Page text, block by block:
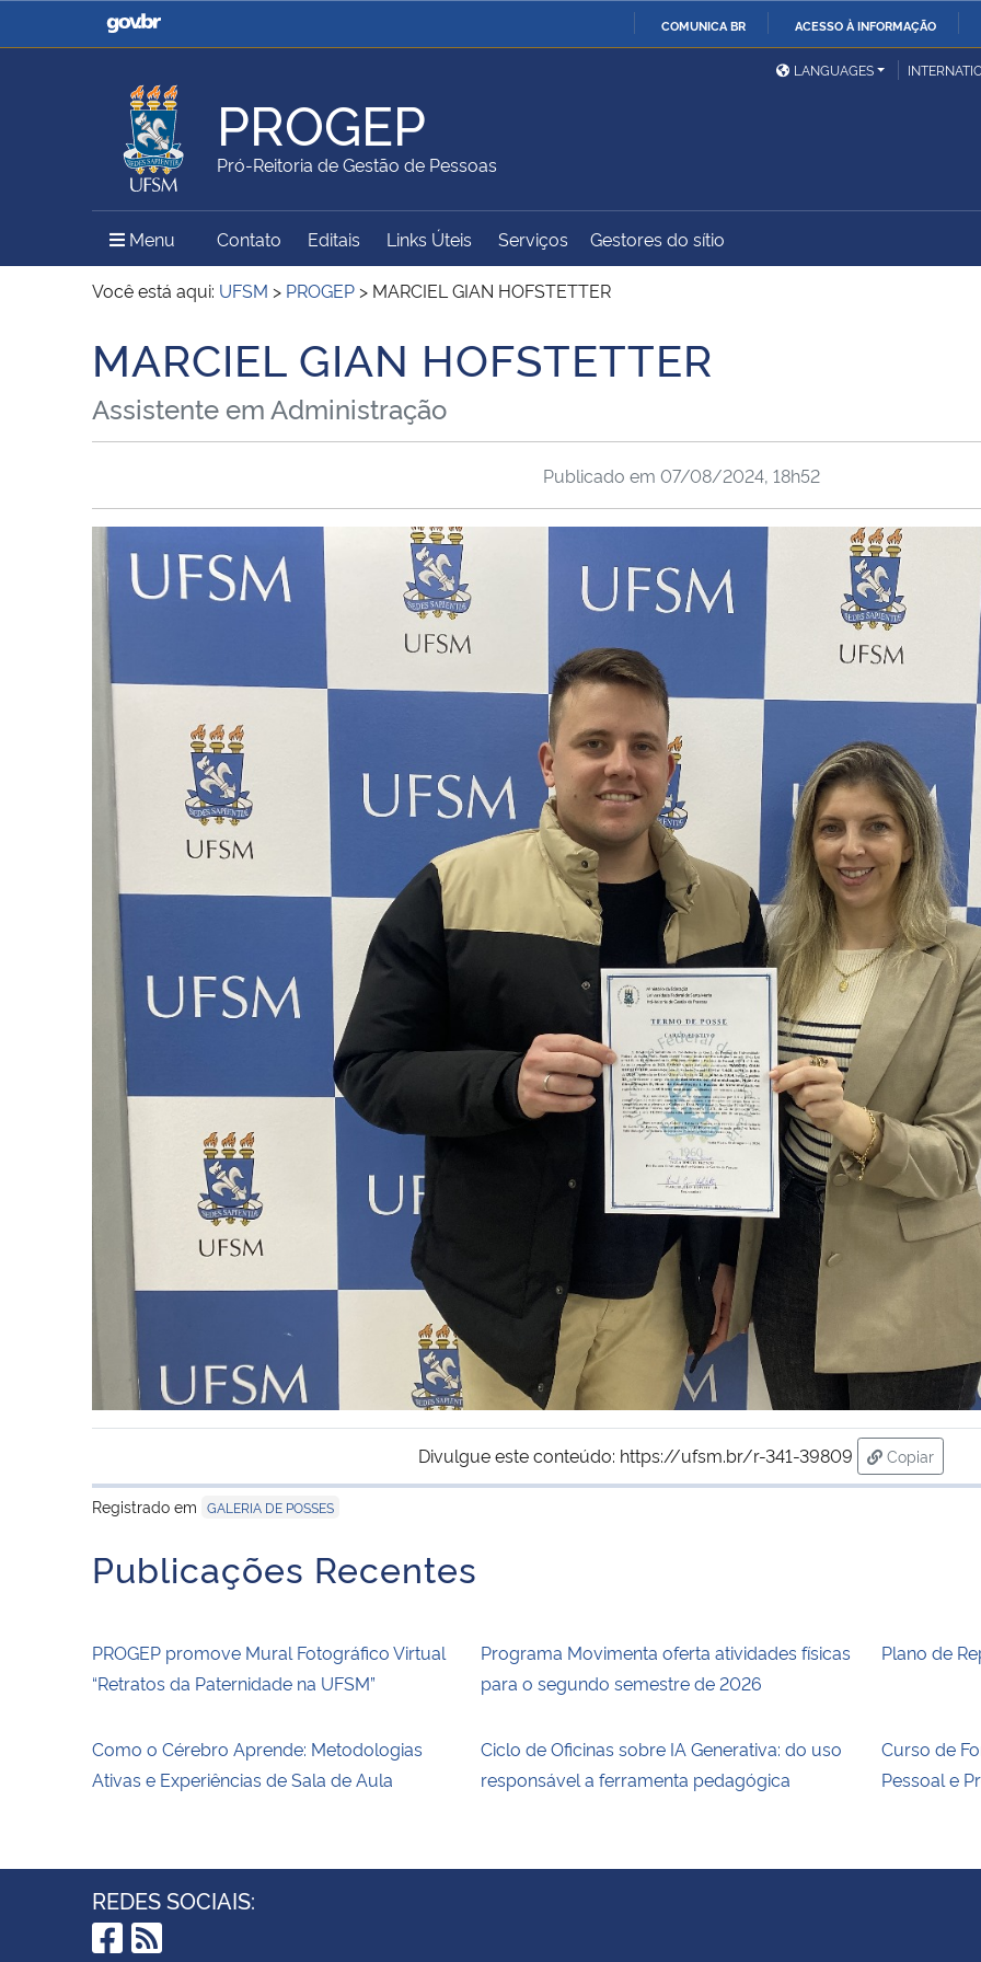
COMUNICA BR ACESSO À INFORMAÇÃO
Casa Civil
Ministério da Justiça e
Ministério da Defesa
Ministério das Relações
Exteriores
Ministério da Agricultura,
Pecuária e Abastecimento
Ministério da Educação
Ministério do Meio Ambiente Ministério do Turismo
Ministério do
Desenvolvimento Regional
Secretaria de Governo
Gabinete de Segurança
Institucional
Advocacia-Geral da União
LANGUAGES
PROGEP
Pró-Reitoria de Gestão de Pessoas
Menu Menu Principal do Sítio
Contato Editais Links Úteis Serviços Gestores do sítio
Você está aqui: UFSM > PROGEP > MARCIEL GIAN HOFSTETTER
Início do conteúdo
MARCIEL GIAN HOFSTETTER
Assistente em Administração
Publicado em 07/08/2024, 18h52
Divulgue este conteúdo: https://ufsm.br/r-341-39809
Copiar
para área
Registrado em GALERIA DE POSSES
Publicações Recentes
PROGEP promove Mural Fotográfico Virtual
“Retratos da Paternidade na UFSM”
Programa Movimenta oferta atividades físicas
para o segundo semestre de 2026
Plano de
Como o Cérebro Aprende: Metodologias
Ativas e Experiências de Sala de Aula
Ciclo de Oficinas sobre IA Generativa: do uso
responsável a ferramenta pedagógica
Curso de
Pessoal e
REDES SOCIAIS: